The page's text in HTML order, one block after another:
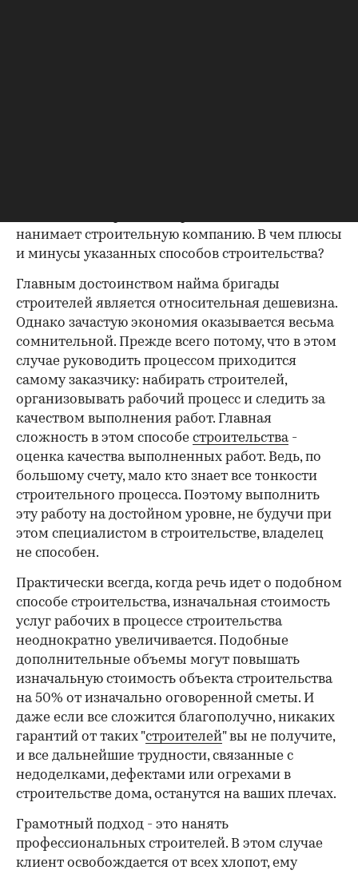
нанимает строительную компанию. В чем плюсы
и минусы указанных способов строительства?
Главным достоинством найма бригады
строителей является относительная дешевизна.
Однако зачастую экономия оказывается весьма
сомнительной. Прежде всего потому, что в этом
случае руководить процессом приходится
самому заказчику: набирать строителей,
организовывать рабочий процесс и следить за
качеством выполнения работ. Главная
сложность в этом способе строительства-
оценка качества выполненных работ. Ведь, по
большому счету, мало кто знает все тонкости
строительного процесса. Поэтому выполнить
эту работу на достойном уровне, не будучи при
этом специалистом в строительстве, владелец
не способен.
Практически всегда, когда речь идет о подобном
способе строительства, изначальная стоимость
услуг рабочих в процессе строительства
неоднократно увеличивается. Подобные
дополнительные объемы могут повышать
изначальную стоимость объекта строительства
на 50% от изначально оговоренной сметы. И
даже если все сложится благополучно, никаких
гарантий от таких "строителей" вы не получите,
и все дальнейшие трудности, связанные с
недоделками, дефектами или огрехами в
строительстве дома, останутся на ваших плечах.
Грамотный подход - это нанять
профессиональных строителей. В этом случае
клиент освобождается от всех хлопот, ему